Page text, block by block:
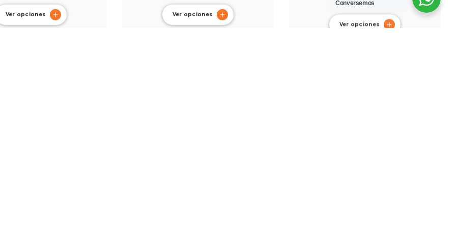
Conversemos